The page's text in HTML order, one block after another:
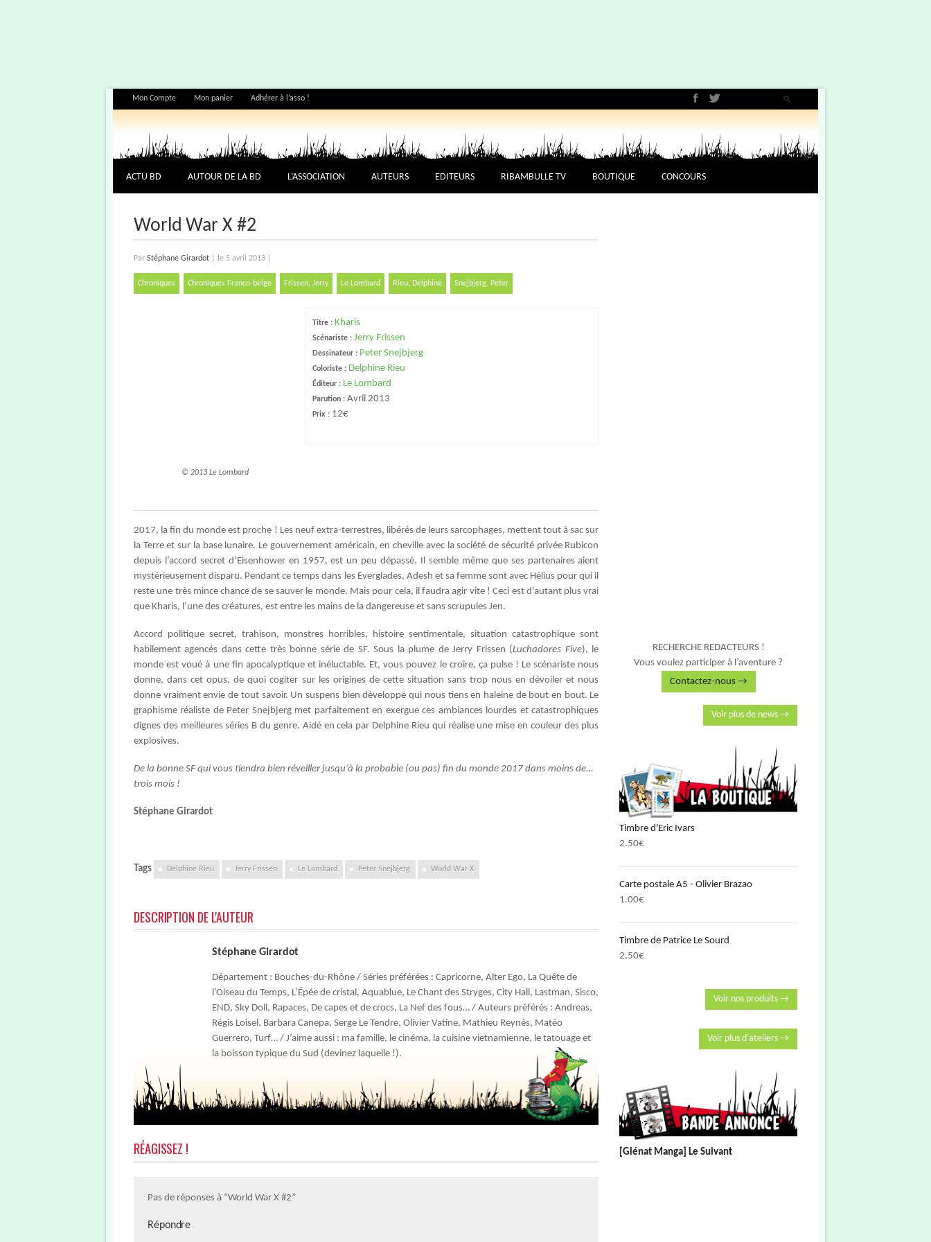
Mon Compte Mon panier Adhérer à l’asso !
ACTU BD AUTOUR DE LA BD L’ASSOCIATION AUTEURS EDITEURS RIBAMBULLE TV BOUTIQUE CONCOURS
World War X #2
Par Stéphane Girardot le 5 avril 2013
Chroniques Chroniques Franco-belge Frissen, Jerry Le Lombard Rieu, Delphine Snejbjerg, Peter
© 2013 Le Lombard
Titre : Kharis
Scénariste : Jerry Frissen
Dessinateur : Peter Snejbjerg
Coloriste : Delphine Rieu
Éditeur : Le Lombard
Parution : Avril 2013
Prix : 12€
2017, la fin du monde est proche ! Les neuf extra-terrestres, libérés de leurs sarcophages, mettent tout à sac sur
la Terre et sur la base lunaire. Le gouvernement américain, en cheville avec la société de sécurité privée Rubicon
depuis l’accord secret d’Eisenhower en 1957, est un peu dépassé. Il semble même que ses partenaires aient
mystérieusement disparu. Pendant ce temps dans les Everglades, Adesh et sa femme sont avec Hélius pour qui il
reste une très mince chance de se sauver le monde. Mais pour cela, il faudra agir vite ! Ceci est d’autant plus vrai
que Kharis, l’une des créatures, est entre les mains de la dangereuse et sans scrupules Jen.
Accord politique secret, trahison, monstres horribles, histoire sentimentale, situation catastrophique sont
habilement agencés dans cette très bonne série de SF. Sous la plume de Jerry Frissen (Luchadores Five), le
monde est voué à une fin apocalyptique et inéluctable. Et, vous pouvez le croire, ça pulse ! Le scénariste nous
donne, dans cet opus, de quoi cogiter sur les origines de cette situation sans trop nous en dévoiler et nous
donne vraiment envie de tout savoir. Un suspens bien développé qui nous tiens en haleine de bout en bout. Le
graphisme réaliste de Peter Snejbjerg met parfaitement en exergue ces ambiances lourdes et catastrophiques
dignes des meilleures séries B du genre. Aidé en cela par Delphine Rieu qui réalise une mise en couleur des plus
explosives.
De la bonne SF qui vous tiendra bien réveiller jusqu’à la probable (ou pas) fin du monde 2017 dans moins de…
trois mois !
Stéphane Girardot
Tags Delphine Rieu Jerry Frissen Le Lombard Peter Snejbjerg World War X
DESCRIPTION DE L'AUTEUR
Stéphane Girardot
Département : Bouches-du-Rhône / Séries préférées : Capricorne, Alter Ego, La Quête de
l’Oiseau du Temps, L’Épée de cristal, Aquablue, Le Chant des Stryges, City Hall, Lastman, Sisco,
END, Sky Doll, Rapaces, De capes et de crocs, La Nef des fous… / Auteurs préférés : Andreas,
Régis Loisel, Barbara Canepa, Serge Le Tendre, Olivier Vatine, Mathieu Reynès, Matéo
Guerrero, Turf… / J’aime aussi : ma famille, le cinéma, la cuisine vietnamienne, le tatouage et
la boisson typique du Sud (devinez laquelle !).
RÉAGISSEZ !
Pas de réponses à “World War X #2”
Répondre
RECHERCHE REDACTEURS !
Vous voulez participer à l’aventure ?
Contactez-nous →
Voir plus de news →
Timbre d'Eric Ivars
2.50€
Carte postale A5 - Olivier Brazao
1.00€
Timbre de Patrice Le Sourd
2.50€
Voir nos produits →
Voir plus d'ateliers →
[Glénat Manga] Le Suivant